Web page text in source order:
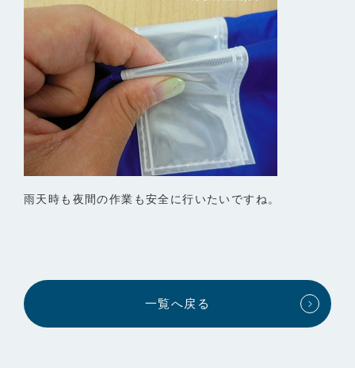
雨天時も夜間の作業も安全に行いたいですね。
一覧へ戻る